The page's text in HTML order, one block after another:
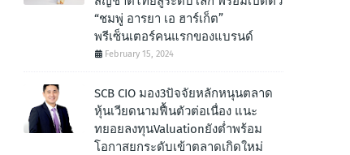
“ชมพู่ อารยา เอ ฮาร์เก็ต”
พรีเซ็นเตอร์คนแรกของแบรนด์
February 15, 2024
SCB CIO มอง3ปัจจัยหลักหนุนตลาด
หุ้นเวียดนามฟื้นตัวต่อเนื่อง แนะ
ทยอยลงทุนValuationยังต่ำพร้อม
โอกาสยกระดับเข้าตลาดเกิดใหม่